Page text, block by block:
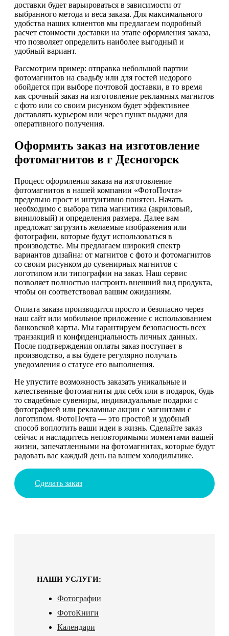
доставки будет варьироваться в зависимости от
выбранного метода и веса заказа. Для максимального
удобства наших клиентов мы предлагаем подробный
расчет стоимости доставки на этапе оформления заказа,
что позволяет определить наиболее выгодный и
удобный вариант.
Рассмотрим пример: отправка небольшой партии
фотомагнитов на свадьбу или для гостей недорого
обойдется при выборе почтовой доставки, в то время
как срочный заказ на изготовление рекламных магнитов
с фото или со своим рисунком будет эффективнее
доставлять курьером или через пункт выдачи для
оперативного получения.
Оформить заказ на изготовление
фотомагнитов в г Десногорск
Процесс оформления заказа на изготовление
фотомагнитов в нашей компании «ФотоПочта»
предельно прост и интуитивно понятен. Начать
необходимо с выбора типа магнитика (акриловый,
виниловый) и определения размера. Далее вам
предложат загрузить желаемые изображения или
фотографии, которые будут использоваться в
производстве. Мы предлагаем широкий спектр
вариантов дизайна: от магнитов с фото и фотомагнитов
со своим рисунком до сувенирных магнитов с
логотипом или типографии на заказ. Наш сервис
позволяет полностью настроить внешний вид продукта,
чтобы он соответствовал вашим ожиданиям.
Оплата заказа производится просто и безопасно через
наш сайт или мобильное приложение с использованием
банковской карты. Мы гарантируем безопасность всех
транзакций и конфиденциальность личных данных.
После подтверждения оплаты заказ поступает в
производство, а вы будете регулярно получать
уведомления о статусе его выполнения.
Не упустите возможность заказать уникальные и
качественные фотомагниты для себя или в подарок, будь
то свадебные сувениры, индивидуальные подарки с
фотографией или рекламные акции с магнитами с
логотипом. ФотоПочта — это простой и удобный
способ воплотить ваши идеи в жизнь. Сделайте заказ
сейчас и насладитесь неповторимыми моментами вашей
жизни, запечатленными на фотомагнитах, которые будут
радовать вас каждый день на вашем холодильнике.
Сделать заказ
НАШИ УСЛУГИ:
Фотографии
ФотоКниги
Календари